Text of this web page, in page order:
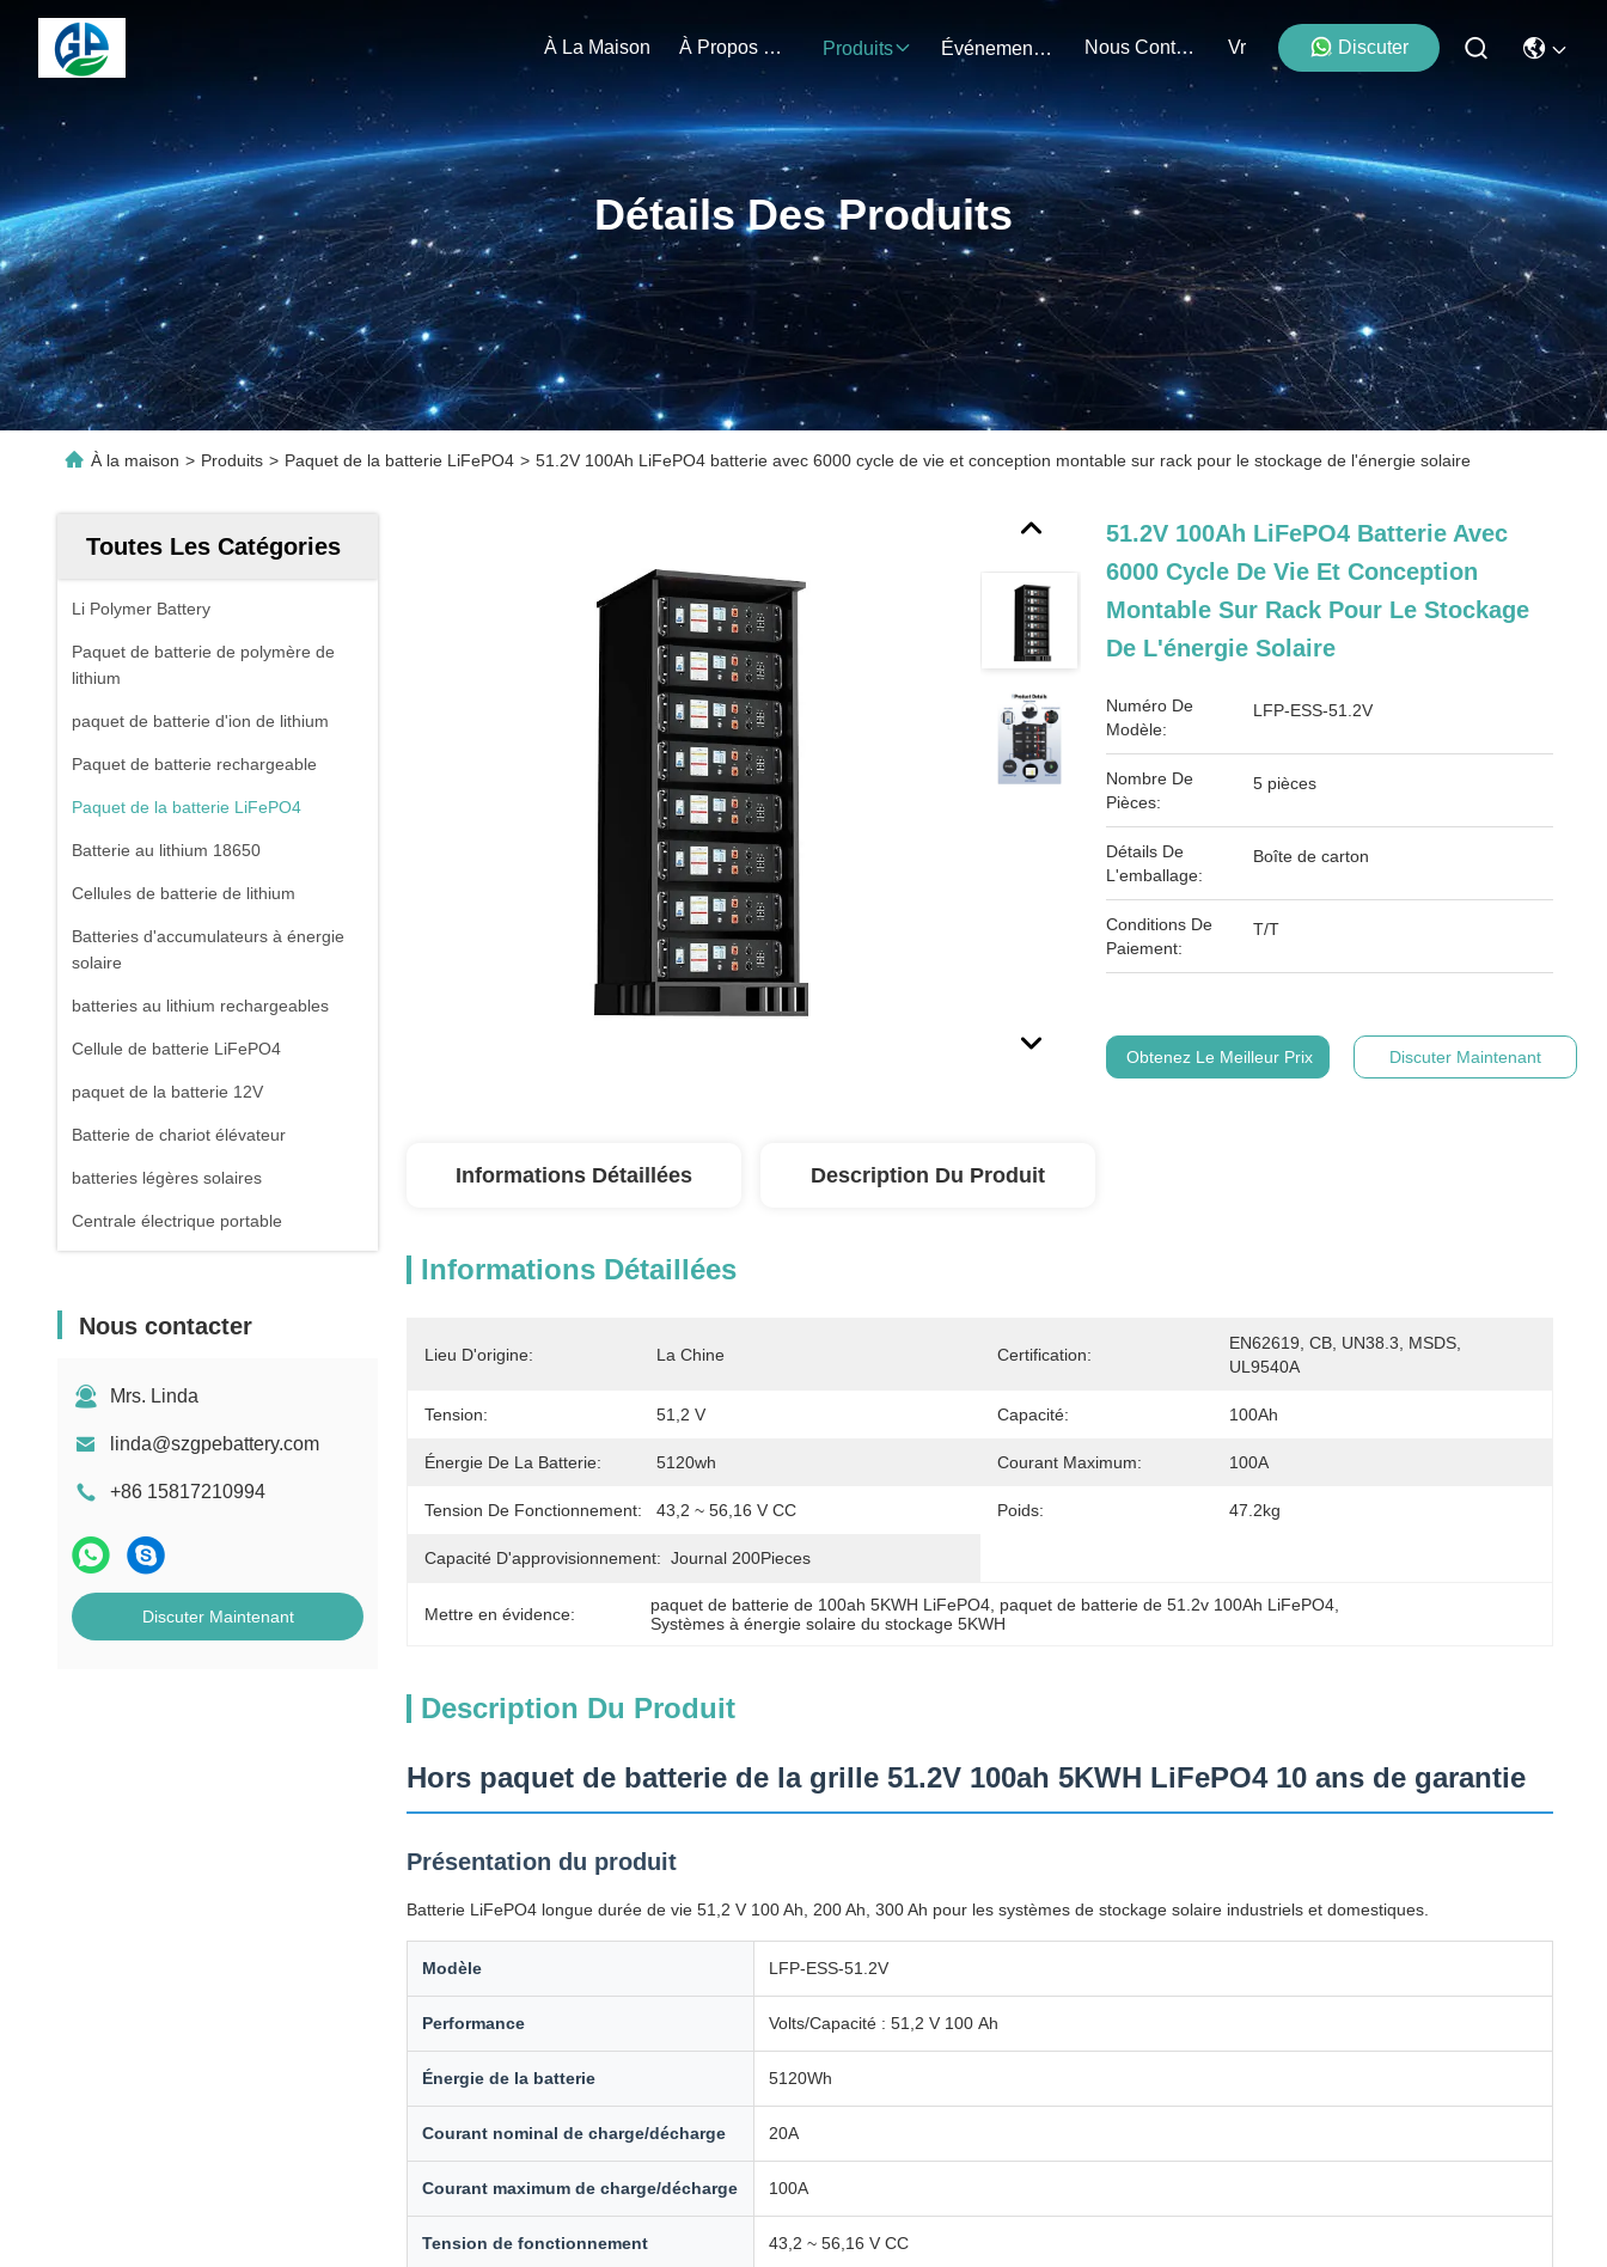
À La Maison À Propos De Nous Produits Événements Nous Contacter Vr Discuter
Détails Des Produits
À la maison > Produits > Paquet de la batterie LiFePO4 > 51.2V 100Ah LiFePO4 batterie avec 6000 cycle de vie et conception montable sur rack pour le stockage de l'énergie solaire
Toutes Les Catégories
Li Polymer Battery
Paquet de batterie de polymère de
lithium
paquet de batterie d'ion de lithium
Paquet de batterie rechargeable
Paquet de la batterie LiFePO4
Batterie au lithium 18650
Cellules de batterie de lithium
Batteries d'accumulateurs à énergie
solaire
batteries au lithium rechargeables
Cellule de batterie LiFePO4
paquet de la batterie 12V
Batterie de chariot élévateur
batteries légères solaires
Centrale électrique portable
Nous contacter
Mrs. Linda
linda@szgpebattery.com
+86 15817210994
Discuter Maintenant
51.2V 100Ah LiFePO4 Batterie Avec
6000 Cycle De Vie Et Conception
Montable Sur Rack Pour Le Stockage
De L'énergie Solaire
Numéro De
Modèle:
LFP-ESS-51.2V
Nombre De
Pièces:
5 pièces
Détails De
L'emballage:
Boîte de carton
Conditions De
Paiement:
T/T
Obtenez Le Meilleur Prix Discuter Maintenant
Informations Détaillées Description Du Produit
Informations Détaillées
Lieu D'origine: La Chine Certification:
EN62619, CB, UN38.3, MSDS,
UL9540A
Tension: 51,2 V Capacité: 100Ah
Énergie De La Batterie: 5120wh Courant Maximum: 100A
Tension De Fonctionnement: 43,2 ~ 56,16 V CC Poids: 47.2kg
Capacité D'approvisionnement: Journal 200Pieces
Mettre en évidence: paquet de batterie de 100ah 5KWH LiFePO4, paquet de batterie de 51.2v 100Ah LiFePO4,
Systèmes à énergie solaire du stockage 5KWH
Description Du Produit
Hors paquet de batterie de la grille 51.2V 100ah 5KWH LiFePO4 10 ans de garantie
Présentation du produit
Batterie LiFePO4 longue durée de vie 51,2 V 100 Ah, 200 Ah, 300 Ah pour les systèmes de stockage solaire industriels et domestiques.
Modèle LFP-ESS-51.2V
Performance Volts/Capacité : 51,2 V 100 Ah
Énergie de la batterie 5120Wh
Courant nominal de charge/décharge 20A
Courant maximum de charge/décharge 100A
Tension de fonctionnement 43,2 ~ 56,16 V CC